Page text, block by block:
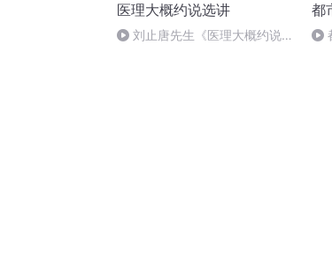
医理大概约说选讲
刘止唐先生《医理大概约说》
都